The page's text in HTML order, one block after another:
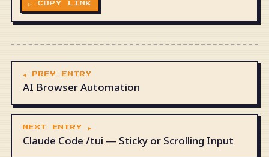
▷ COPY LINK
◀ PREV ENTRY
AI Browser Automation
NEXT ENTRY ▶
Claude Code /tui — Sticky or Scrolling Input